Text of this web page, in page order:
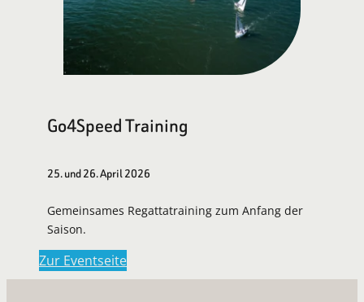
Go4Speed Training
25. und 26. April 2026
Gemeinsames Regattatraining zum Anfang der
Saison.
Zur Eventseite